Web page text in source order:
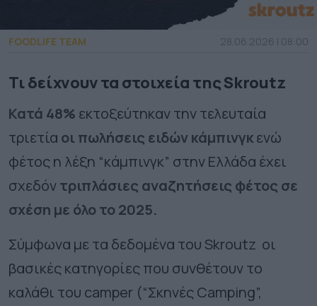
FOODLIFE TEAM 28.06.2026 | 08:00
Τι δείχνουν τα στοιχεία της Skroutz
Κατά 48% εκτοξεύτηκαν την τελευταία
τριετία οι πωλήσεις ειδώνκάμπινγκενώ
φέτος η λέξη “κάμπινγκ” στην Ελλάδα έχει
σχεδόντριπλάσιες αναζητήσεις φέτος σε
σχέση με όλο το 2025.
Σύμφωνα με τα δεδομένα τουSkroutz οι
βασικές κατηγορίες που συνθέτουν το
καλάθι του camper (“ΣκηνέςCamping”,